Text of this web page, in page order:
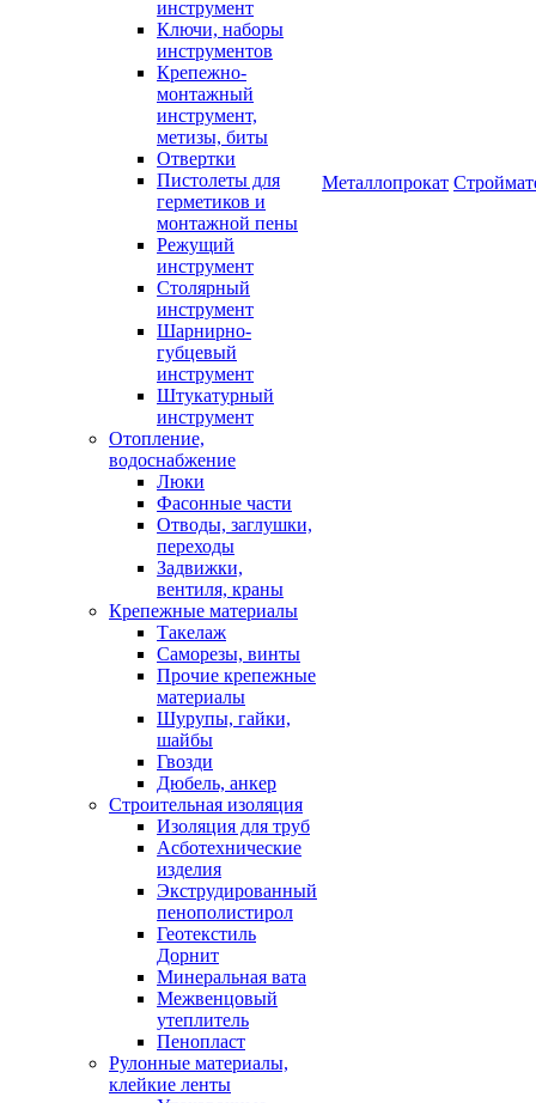
инструмент
Ключи, наборы
инструментов
Крепежно-
монтажный
инструмент,
метизы, биты
Отвертки
Пистолеты для
герметиков и
монтажной пены
Режущий
инструмент
Столярный
инструмент
Шарнирно-
губцевый
инструмент
Штукатурный
инструмент
Отопление,
водоснабжение
Люки
Фасонные части
Отводы, заглушки,
переходы
Задвижки,
вентиля, краны
Крепежные материалы
Такелаж
Саморезы, винты
Прочие крепежные
материалы
Шурупы, гайки,
шайбы
Гвозди
Дюбель, анкер
Строительная изоляция
Изоляция для труб
Асботехнические
изделия
Экструдированный
пенополистирол
Геотекстиль
Дорнит
Минеральная вата
Межвенцовый
утеплитель
Пенопласт
Рулонные материалы,
клейкие ленты
Металлопрокат